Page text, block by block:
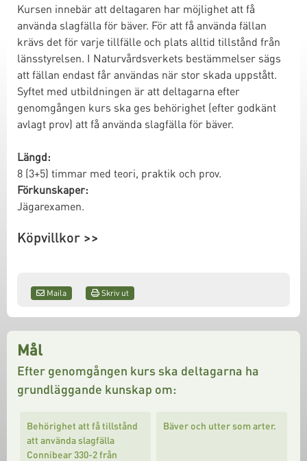
Kursen innebär att deltagaren har möjlighet att få
använda slagfälla för bäver. För att få använda fällan
krävs det för varje tillfälle och plats alltid tillstånd från
länsstyrelsen. I Naturvårdsverkets bestämmelser sägs
att fällan endast får användas när stor skada uppstått.
Syftet med utbildningen är att deltagarna efter
genomgången kurs ska ges behörighet (efter godkänt
avlagt prov) att få använda slagfälla för bäver.
Längd:
8 (3+5) timmar med teori, praktik och prov.
Förkunskaper:
Jägarexamen.
Köpvillkor >>
Maila Skriv ut
Mål
Efter genomgången kurs ska deltagarna ha
grundläggande kunskap om:
Behörighet att få tillstånd
att använda slagfälla
Connibear 330-2 från
Bäver och utter som arter.